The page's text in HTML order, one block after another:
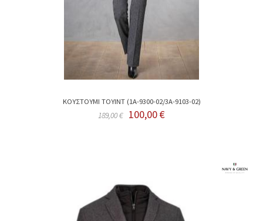
ΚΟΥΣΤΟΥΜΙ ΤΟΥΙΝΤ (1Α-9300-02/3Α-9103-02)
189,00 € 100,00 €